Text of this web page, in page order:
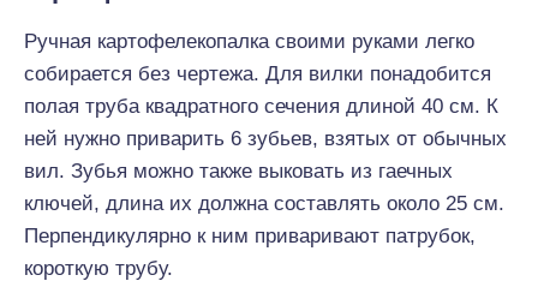
Ручная картофелекопалка своими руками легко
собирается без чертежа. Для вилки понадобится
полая труба квадратного сечения длиной 40 см. К
ней нужно приварить 6 зубьев, взятых от обычных
вил. Зубья можно также выковать из гаечных
ключей, длина их должна составлять около 25 см.
Перпендикулярно к ним приваривают патрубок,
короткую трубу.